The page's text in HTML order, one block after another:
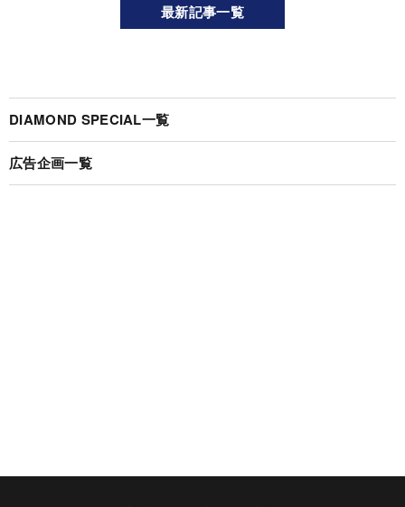
最新記事一覧
DIAMOND SPECIAL一覧
広告企画一覧